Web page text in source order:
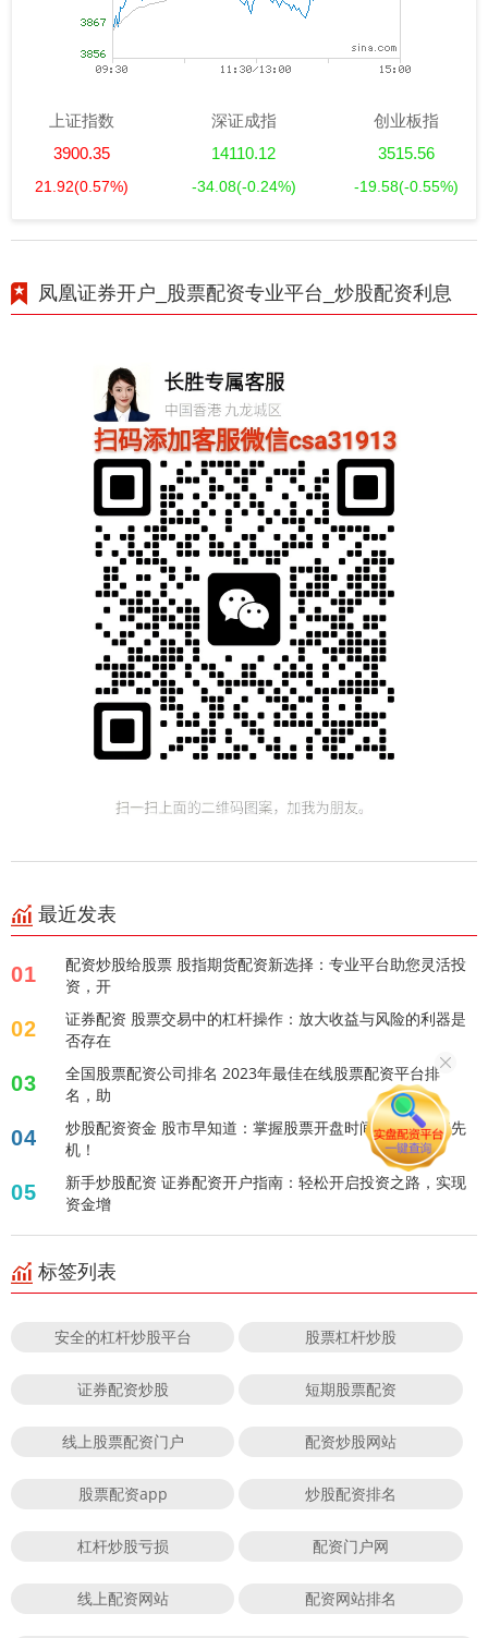
上证指数
3900.35
21.92(0.57%)
深证成指
14110.12
-34.08(-0.24%)
创业板指
3515.56
-19.58(-0.55%)
凤凰证券开户_股票配资专业平台_炒股配资利息
最近发表
01
配资炒股给股票 股指期货配资新选择：专业平台助您灵活投
资，开
02
证券配资 股票交易中的杠杆操作：放大收益与风险的利器是
否存在
03
全国股票配资公司排名 2023年最佳在线股票配资平台排
名，助
04
炒股配资资金 股市早知道：掌握股票开盘时间，把握投资先
机！
05
新手炒股配资 证券配资开户指南：轻松开启投资之路，实现
资金增
标签列表
安全的杠杆炒股平台 股票杠杆炒股
证券配资炒股 短期股票配资
线上股票配资门户 配资炒股网站
股票配资app 炒股配资排名
杠杆炒股亏损 配资门户网
线上配资网站 配资网站排名